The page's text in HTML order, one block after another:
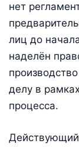
нет
лиц до
наделён
делу в
процесса.